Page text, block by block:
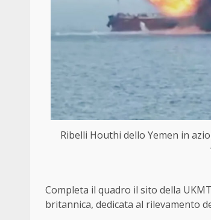
Ribelli Houthi dello Yemen in
Completa il quadro il sito della
britannica, dedicata al rilevamento